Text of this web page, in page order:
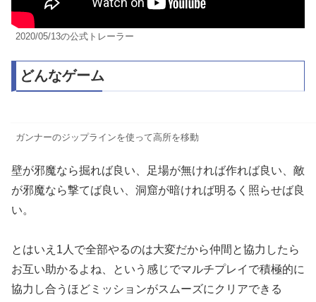
2020/05/13の公式トレーラー
どんなゲーム
ガンナーのジップラインを使って高所を移動
壁が邪魔なら掘れば良い、足場が無ければ作れば良い、敵
が邪魔なら撃てば良い、洞窟が暗ければ明るく照らせば良
い。
とはいえ1人で全部やるのは大変だから仲間と協力したら
お互い助かるよね、という感じでマルチプレイで積極的に
協力し合うほどミッションがスムーズにクリアできる